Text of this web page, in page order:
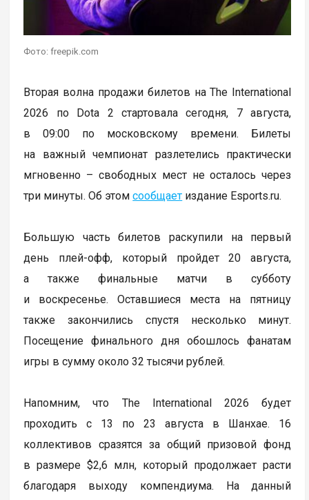
Фото: freepik.com
Вторая волна продажи билетов на The International
2026 по Dota 2 стартовала сегодня, 7 августа,
в 09:00 по московскому времени. Билеты
на важный чемпионат разлетелись практически
мгновенно – свободных мест не осталось через
три минуты. Об этомсообщает издание Esports.ru.
Большую часть билетов раскупили на первый
день плей-офф, который пройдет 20 августа,
а также финальные матчи в субботу
и воскресенье. Оставшиеся места на пятницу
также закончились спустя несколько минут.
Посещение финального дня обошлось фанатам
игры в сумму около 32 тысячи рублей.
Напомним, что The International 2026 будет
проходить с 13 по 23 августа в Шанхае. 16
коллективов сразятся за общий призовой фонд
в размере $2,6 млн, который продолжает расти
благодаря выходу компендиума. На данный